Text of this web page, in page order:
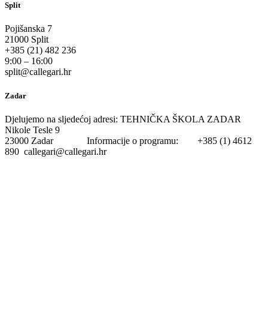
Split
Pojišanska 7
21000 Split
+385 (21) 482 236
9:00 – 16:00
split@callegari.hr
Zadar
Djelujemo na sljedećoj adresi: TEHNIČKA ŠKOLA ZADAR
Nikole Tesle 9
23000 Zadar Informacije o programu: +385 (1) 4612
890 callegari@callegari.hr